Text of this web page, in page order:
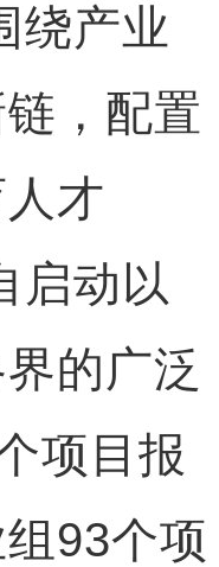
产业
，配置
才
启动以
的广泛
项目报
93个项